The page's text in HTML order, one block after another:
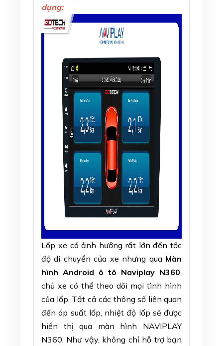
dụng:
Lốp xe có ảnh hưởng rất lớn đến tốc
độ di chuyển của xe nhưng qua Màn
hình Android ô tô Naviplay N360,
chủ xe có thể theo dõi mọi tình hình
của lốp. Tất cả các thông số liên quan
đến áp suất lốp, nhiệt độ lốp sẽ được
hiển thị qua màn hình NAVIPLAY
N360. Như vậy, không chỉ hỗ trợ bạn